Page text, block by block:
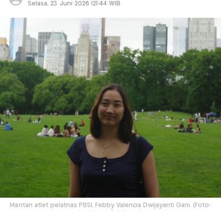
Selasa, 23 Juni 2026 |21:44 WIB
Mantan atlet pelatnas PBSI, Febby Valencia Dwijayanti Gani. (Foto: